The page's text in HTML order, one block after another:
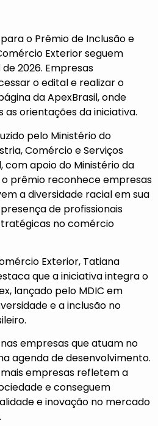
o Prêmio de Inclusão e
Exteriorseguem
2026. Empresas
o edital e realizar o
da ApexBrasil, onde
as orientações da iniciativa.
pelo Ministério do
Comércio e Serviços
com apoio do Ministério da
o prêmio reconhece empresas
a diversidade racial em sua
de profissionais
no comércio
Exterior, Tatiana
que a iniciativa integra o
lançado pelo MDIC em
e a inclusão no
empresas que atuam no
agenda de desenvolvimento.
empresas refletem a
e conseguem
e inovação no mercado